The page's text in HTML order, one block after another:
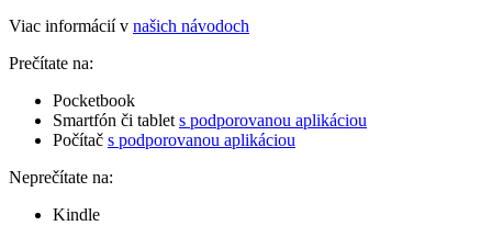
Viac informácií v našich návodoch
Prečítate na:
Pocketbook
Smartfón či tablet s podporovanou aplikáciou
Počítač s podporovanou aplikáciou
Neprečítate na:
Kindle